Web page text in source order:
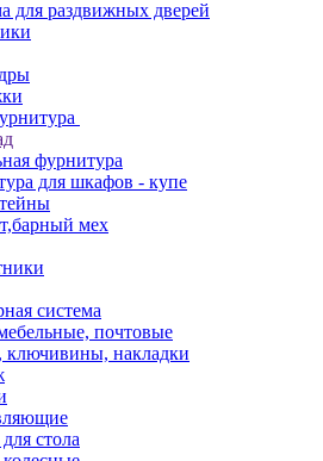
для раздвижных дверей
фурнитура
для шкафов - купе
мех
система
почтовые
накладки
стола